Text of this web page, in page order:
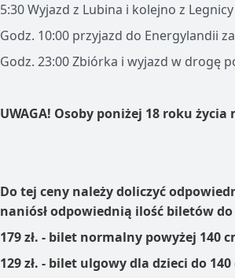
5:30 Wyjazd z Lubina i kolejno z
Godz. 10:00 przyjazd do Energylandii
Godz. 23:00 Zbiórka i wyjazd w drogę
UWAGA! Osoby poniżej 18 roku
Do tej ceny należy doliczyć
naniósł odpowiednią ilość biletów
179 zł. - bilet normalny powyżej 140
129 zł. - bilet ulgowy dla dzieci do